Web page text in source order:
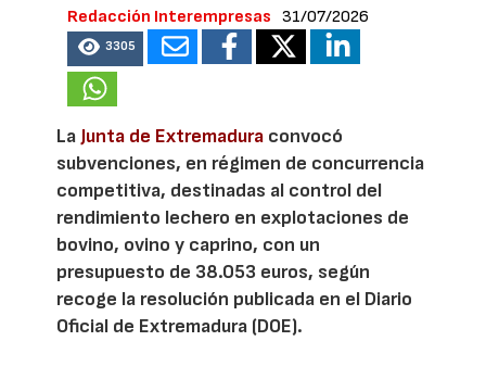
Redacción Interempresas 31/07/2026
3305
La Junta de Extremadura convocó
subvenciones, en régimen de concurrencia
competitiva, destinadas al control del
rendimiento lechero en explotaciones de
bovino, ovino y caprino, con un
presupuesto de 38.053 euros, según
recoge la resolución publicada en el Diario
Oficial de Extremadura (DOE).